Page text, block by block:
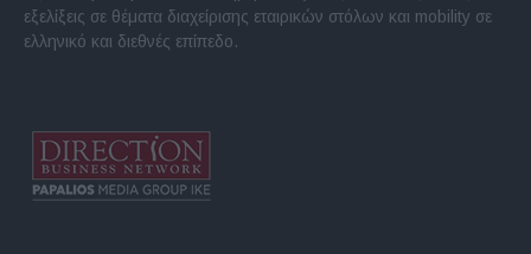
εξελίξεις σε θέματα διαχείρισης εταιρικών στόλων και mobility σε
ελληνικό και διεθνές επίπεδο.